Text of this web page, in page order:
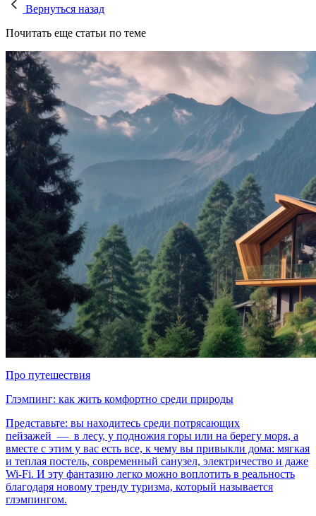
Вернуться назад
Почитать еще статьи по теме
Про путешествия
Глэмпинг: как жить комфортно среди природы
Представьте: вы находитесь среди потрясающих
пейзажей — в лесу, у подножия горы или на берегу моря, а
вместе с этим у вас есть все, к чему вы привыкли дома: мягкая
и теплая постель, современный санузел, электричество и даже
Wi-Fi. И эту фантазию легко можно воплотить в реальность
благодаря новому тренду туризма, который называется
глэмпингом.